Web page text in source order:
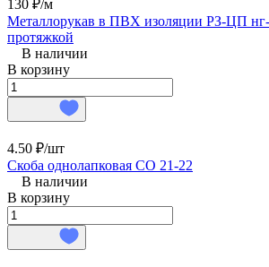
130 ₽/м
Металлорукав в ПВХ изоляции РЗ-ЦП
протяжкой
В наличии
В корзину
4.50 ₽/шт
Скоба однолапковая СО 21-22
В наличии
В корзину